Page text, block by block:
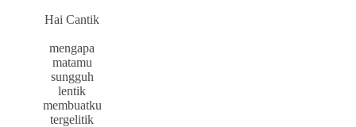
Hai Cantik
mengapa
matamu
sungguh
lentik
membuatku
tergelitik